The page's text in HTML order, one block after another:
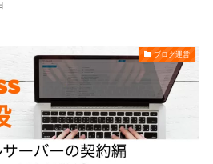
ブログ運営